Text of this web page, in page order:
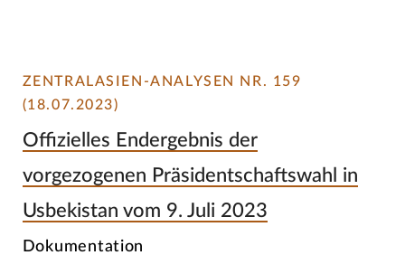
ZENTRALASIEN-ANALYSEN NR. 159
(18.07.2023)
Offizielles Endergebnis der
vorgezogenen Präsidentschaftswahl in
Usbekistan vom 9. Juli 2023
Dokumentation